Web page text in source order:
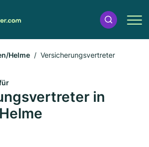
Helme Versicherungsvertreter
in